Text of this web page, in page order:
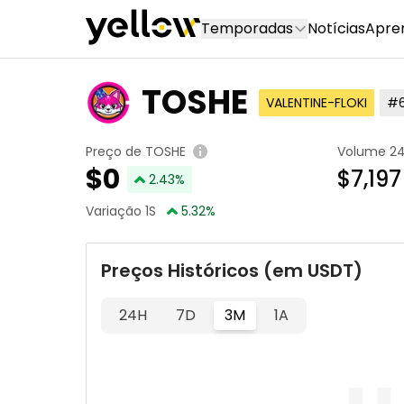
Temporadas Notícias
TOSHE VALENTINE-FLOKI
Preço de TOSHE
$0 2.43%
Variação 1S
5.32%
Volume
$7,197
Preços Históricos (em USDT)
24H 7D 3M 1A